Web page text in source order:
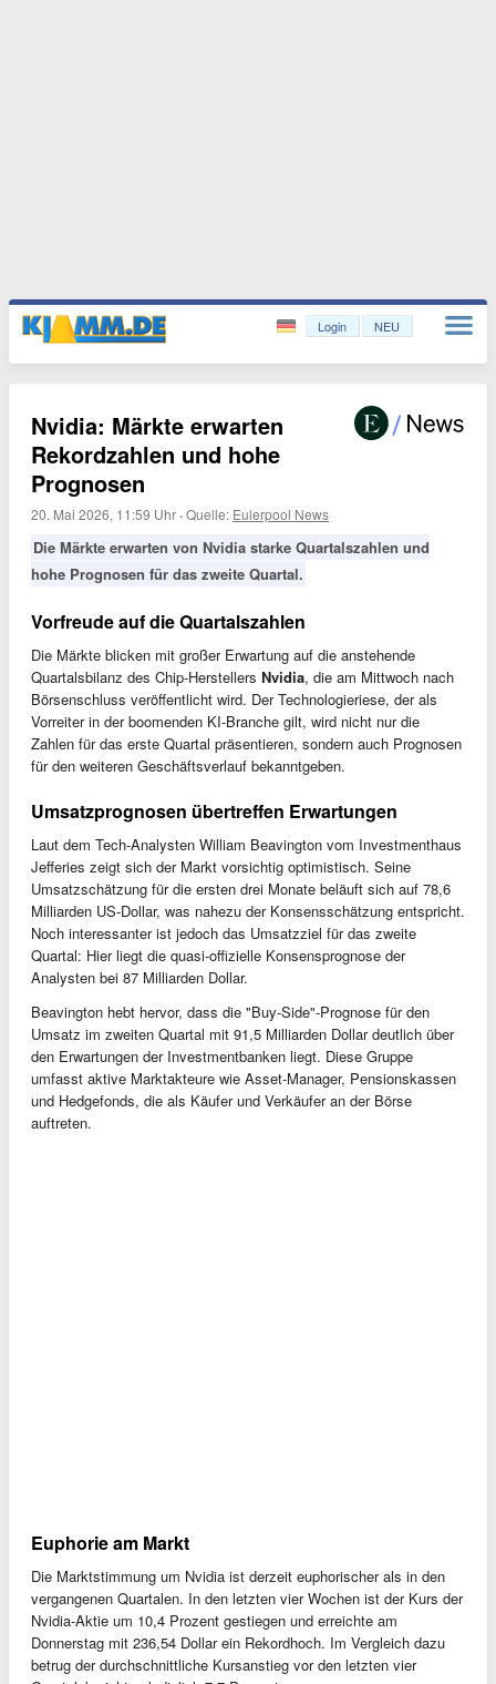
Login NEU
Nvidia: Märkte erwarten
Rekordzahlen und hohe
Prognosen
20. Mai 2026, 11:59 Uhr ·Quelle: Eulerpool News
Die Märkte erwarten von Nvidia starke Quartalszahlen und
hohe Prognosen für das zweite Quartal.
Vorfreude auf die Quartalszahlen
Die Märkte blicken mit großer Erwartung auf die anstehende
Quartalsbilanz des Chip-Herstellers Nvidia, die am Mittwoch nach
Börsenschluss veröffentlicht wird. Der Technologieriese, der als
Vorreiter in der boomenden KI-Branche gilt, wird nicht nur die
Zahlen für das erste Quartal präsentieren, sondern auch Prognosen
für den weiteren Geschäftsverlauf bekanntgeben.
Umsatzprognosen übertreffen Erwartungen
Laut dem Tech-Analysten William Beavington vom Investmenthaus
Jefferies zeigt sich der Markt vorsichtig optimistisch. Seine
Umsatzschätzung für die ersten drei Monate beläuft sich auf 78,6
Milliarden US-Dollar, was nahezu der Konsensschätzung entspricht.
Noch interessanter ist jedoch das Umsatzziel für das zweite
Quartal: Hier liegt die quasi-offizielle Konsensprognose der
Analysten bei 87 Milliarden Dollar.
Beavington hebt hervor, dass die "Buy-Side"-Prognose für den
Umsatz im zweiten Quartal mit 91,5 Milliarden Dollar deutlich über
den Erwartungen der Investmentbanken liegt. Diese Gruppe
umfasst aktive Marktakteure wie Asset-Manager, Pensionskassen
und Hedgefonds, die als Käufer und Verkäufer an der Börse
auftreten.
Euphorie am Markt
Die Marktstimmung um Nvidia ist derzeit euphorischer als in den
vergangenen Quartalen. In den letzten vier Wochen ist der Kurs der
Nvidia-Aktie um 10,4 Prozent gestiegen und erreichte am
Donnerstag mit 236,54 Dollar ein Rekordhoch. Im Vergleich dazu
betrug der durchschnittliche Kursanstieg vor den letzten vier